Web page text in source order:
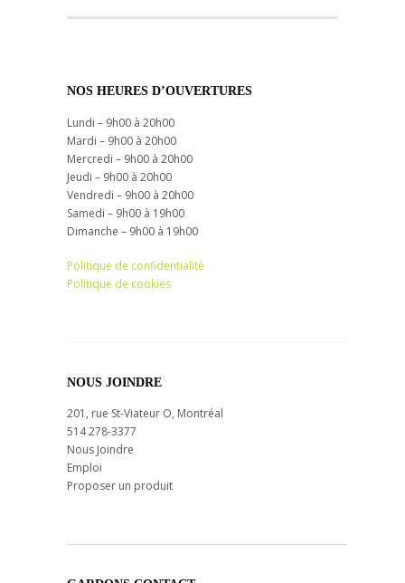
NOS HEURES D’OUVERTURES
Lundi – 9h00 à 20h00
Mardi – 9h00 à 20h00
Mercredi – 9h00 à 20h00
Jeudi – 9h00 à 20h00
Vendredi – 9h00 à 20h00
Samedi – 9h00 à 19h00
Dimanche – 9h00 à 19h00
Politique de confidentialité
Politique de cookies
NOUS JOINDRE
201, rue St-Viateur O, Montréal
514 278-3377
Nous Joindre
Emploi
Proposer un produit